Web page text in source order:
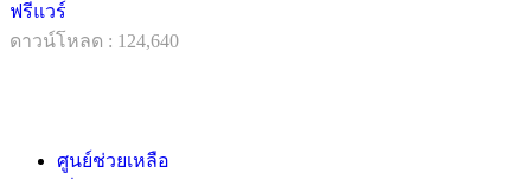
ฟรีแวร์
ดาวน์โหลด : 124,640
ศูนย์ช่วยเหลือ